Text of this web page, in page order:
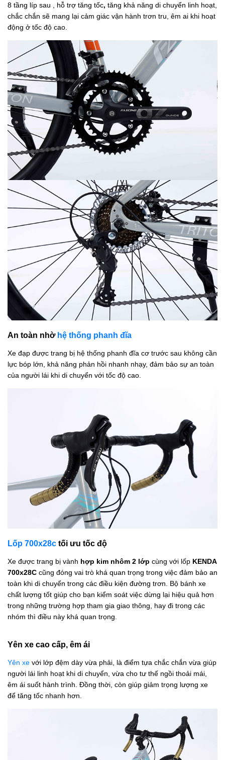
8 tầng líp sau , hỗ trợ tăng tốc, tăng khả năng di chuyển linh hoạt,
chắc chắn sẽ mang lại cảm giác vận hành trơn tru, êm ai khi hoạt
động ở tốc độ cao.
An toàn nhờ hệ thống phanh đĩa
Xe đạp được trang bị hệ thống phanh đĩa cơ trước sau không cần
lực bóp lớn, khả năng phản hồi nhanh nhạy, đảm bảo sự an toàn
của người lái khi di chuyển với tốc độ cao.
Lốp 700x28c tối ưu tốc độ
Xe được trang bị vành hợp kim nhôm 2 lớp cùng với lốp KENDA
700x28C cũng đóng vai trò khá quan trọng trong việc đảm bảo an
toàn khi di chuyển trong các điều kiện đường trơn. Bộ bánh xe
chất lượng tốt giúp cho bạn kiểm soát việc dừng lại hiệu quả hơn
trong những trường hợp tham gia giao thông, hay đi trong các
nhóm thì điều này khá quan trọng.
Yên xe cao cấp, êm ái
Yên xe với lớp đệm dày vừa phải, là điểm tựa chắc chắn vừa giúp
người lái linh hoạt khi di chuyển, vừa cho tư thế ngồi thoải mái,
êm ái suốt hành trình. Đồng thời, còn giúp giảm trọng lượng xe
để tăng tốc nhanh hơn.